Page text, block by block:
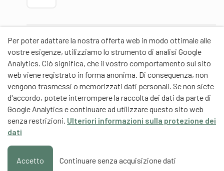
Per poter adattare la nostra offerta web in modo ottimale alle
vostre esigenze, utilizziamo lo strumento di analisi Google
Analytics. Ciò significa, che il vostro comportamento sul sito
web viene registrato in forma anonima. Di conseguenza, non
vengono trasmessi o memorizzati dati personali. Se non siete
d'accordo, potete interrompere la raccolta dei dati da parte di
Google Analytics e continuare ad utilizzare questo sito web
senza restrizioni. Ulteriori informazioni sulla protezione dei
dati
Accetto Continuare senza acquisizione dati
Partner
Partner di contenuti
Scuola universitaria federale dello Sport Macolin